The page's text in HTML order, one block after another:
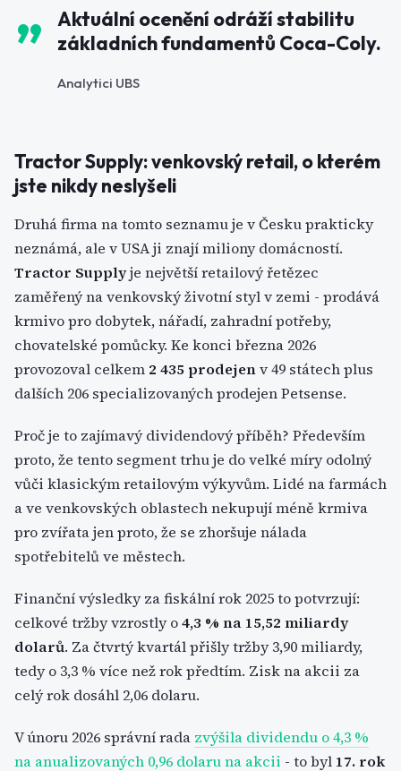
Aktuální ocenění odráží stabilitu
základních fundamentů Coca-Coly.
Analytici UBS
Tractor Supply: venkovský retail, o kterém
jste nikdy neslyšeli
Druhá firma na tomto seznamu je v Česku prakticky
neznámá, ale v USA ji znají miliony domácností.
Tractor Supplyje největší retailový řetězec
zaměřený na venkovský životní styl v zemi - prodává
krmivo pro dobytek, nářadí, zahradní potřeby,
chovatelské pomůcky. Ke konci března 2026
provozoval celkem 2 435 prodejenv 49 státech plus
dalších 206 specializovaných prodejen Petsense.
Proč je to zajímavý dividendový příběh? Především
proto, že tento segment trhu je do velké míry odolný
vůči klasickým retailovým výkyvům. Lidé na farmách
a ve venkovských oblastech nekupují méně krmiva
pro zvířata jen proto, že se zhoršuje nálada
spotřebitelů ve městech.
Finanční výsledky za fiskální rok 2025 to potvrzují:
celkové tržby vzrostly o4,3 % na 15,52 miliardy
dolarů. Za čtvrtý kvartál přišly tržby 3,90 miliardy,
tedy o 3,3 % více než rok předtím. Zisk na akcii za
celý rok dosáhl 2,06 dolaru.
V únoru 2026 správní rada zvýšila dividendu o 4,3 %
na anualizovaných 0,96 dolaru na akcii - to byl 17. rok